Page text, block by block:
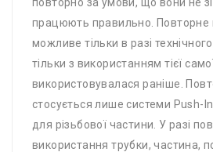
працюють правильно. Повторне
можливе тільки в разі
тільки з використанням тієї
використовувалася раніше.
стосується лише системи Push-
для різьбової частини. У разі
використання трубки, частина,